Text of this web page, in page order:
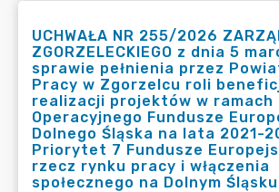
UCHWAŁA NR 255/2026
ZGORZELECKIEGO z dnia 5
sprawie pełnienia przez
Pracy w Zgorzelcu roli
realizacji projektów w ramach
Operacyjnego Fundusze
Dolnego Śląska na lata 2021-
Priorytet 7 Fundusze
rzecz rynku pracy i włączenia
społecznego na Dolnym Śląsku